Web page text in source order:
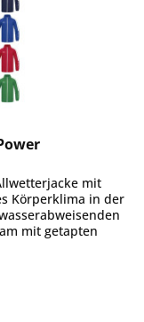
mit
Körperklima in der
mit getapten